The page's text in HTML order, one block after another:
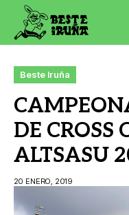
Beste Iruña
DE CROSS
ALTSASU
20 ENERO, 2019